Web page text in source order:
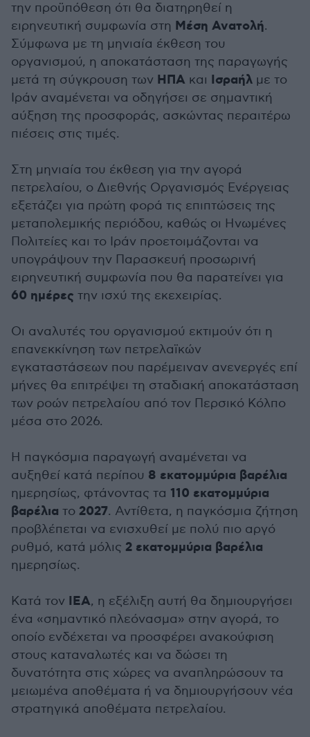
την προϋπόθεση ότι θα διατηρηθεί η
ειρηνευτική συμφωνία στη Μέση Ανατολή.
Σύμφωνα με τη μηνιαία έκθεση του
οργανισμού, η αποκατάσταση της παραγωγής
μετά τη σύγκρουση των ΗΠΑ και Ισραήλ με το
Ιράν αναμένεται να οδηγήσει σε σημαντική
αύξηση της προσφοράς, ασκώντας περαιτέρω
πιέσεις στις τιμές.
Στη μηνιαία του έκθεση για την αγορά
πετρελαίου, ο Διεθνής Οργανισμός Ενέργειας
εξετάζει για πρώτη φορά τις επιπτώσεις της
μεταπολεμικής περιόδου, καθώς οι Ηνωμένες
Πολιτείες και το Ιράν προετοιμάζονται να
υπογράψουν την Παρασκευή προσωρινή
ειρηνευτική συμφωνία που θα παρατείνει για
60 ημέρες την ισχύ της εκεχειρίας.
Οι αναλυτές του οργανισμού εκτιμούν ότι η
επανεκκίνηση των πετρελαϊκών
εγκαταστάσεων που παρέμειναν ανενεργές επί
μήνες θα επιτρέψει τη σταδιακή αποκατάσταση
των ροών πετρελαίου από τον Περσικό Κόλπο
μέσα στο 2026.
Η παγκόσμια παραγωγή αναμένεται να
αυξηθεί κατά περίπου 8 εκατομμύρια βαρέλια
ημερησίως, φτάνοντας τα 110 εκατομμύρια
βαρέλια το 2027. Αντίθετα, η παγκόσμια ζήτηση
προβλέπεται να ενισχυθεί με πολύ πιο αργό
ρυθμό, κατά μόλις 2 εκατομμύρια βαρέλια
ημερησίως.
Κατά τον IEA, η εξέλιξη αυτή θα δημιουργήσει
ένα «σημαντικό πλεόνασμα» στην αγορά, το
οποίο ενδέχεται να προσφέρει ανακούφιση
στους καταναλωτές και να δώσει τη
δυνατότητα στις χώρες να αναπληρώσουν τα
μειωμένα αποθέματα ή να δημιουργήσουν νέα
στρατηγικά αποθέματα πετρελαίου.